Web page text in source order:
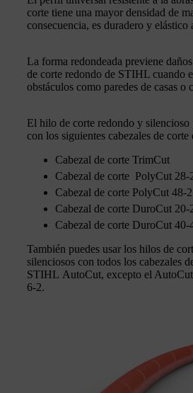
corte tiene una mayor densidad de
consecuencia, es duradero y elástico
La forma redondeada previene
de corte redondo de STIHL cuando
obstáculos como paredes de casas o
El hilo de corte redondo y silencioso
con los siguientes cabezales de
Cabezal de corte TrimCut
Cabezal de corte PolyCut 28-
Cabezal de corte PolyCut 48-2
Cabezal de corte DuroCut 20-
Cabezal de corte DuroCut 40-
También puedes usar los hilos de
silenciosos con todos los cabezales
STIHL AutoCut, excepto el
6-2.